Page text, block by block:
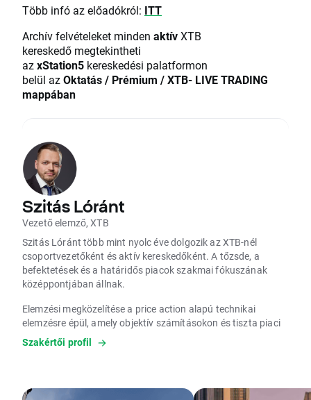
Több infó az előadókról: ITT
Archív felvételeket minden aktívXTB
kereskedő megtekintheti
azxStation5 kereskedési palatformon
belül azOktatás / Prémium / XTB- LIVE TRADING
mappában
Szitás Lóránt
Vezető elemző, XTB
Szitás Lóránt több mint nyolc éve dolgozik az XTB-nél
csoportvezetőként és aktív kereskedőként. A tőzsde, a
befektetések és a határidős piacok szakmai fókuszának
középpontjában állnak.
Elemzési megközelítése a price action alapú technikai
elemzésre épül, amely objektív számításokon és tiszta piaci
adatokon alapul. EIP képesítéssel rendelkezik, amely az
Európai Unió egyik legmagasabb szintű szakmai minősítése
Célja a tudatos és megalapozott befektetési döntéshozatal
Szakértői profil